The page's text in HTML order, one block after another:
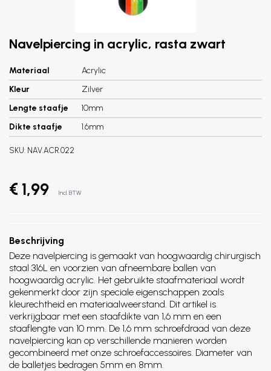
Navelpiercing in acrylic, rasta zwart
Materiaal
Acrylic
Kleur
Zilver
Lengte staafje
10mm
Dikte staafje
1.6mm
SKU: NAV.ACR.022
€ 1,99 Incl. BTW
Beschrijving
Deze navelpiercing is gemaakt van hoogwaardig chirurgisch
staal 316L en voorzien van afneembare ballen van
hoogwaardig acrylic. Het gebruikte staafmateriaal wordt
gekenmerkt door zijn speciale eigenschappen zoals
kleurechtheid en materiaalweerstand. Dit artikel is
verkrijgbaar met een staafdikte van 1,6 mm en een
staaflengte van 10 mm. De 1,6 mm schroefdraad van deze
navelpiercing kan op verschillende manieren worden
gecombineerd met onze schroefaccessoires. Diameter van
de balletjes bedragen 5mm en 8mm.